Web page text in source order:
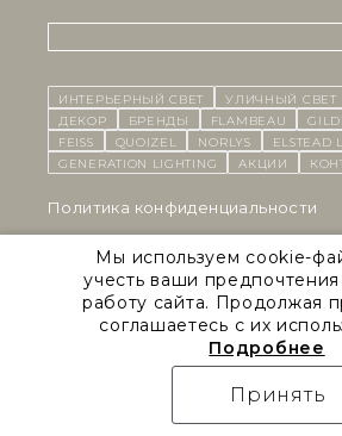
ИНТЕРЬЕРНЫЙ СВЕТ уличный СВЕТ
декор
бренды Flambeau
Feiss
Quoizel Norlys Elstead
Generation Lighting
Акции
Политика конфиденциальности
Cоглашение на обработку
Публичная оферта
Natural Concepts 2026 © Все права
Мы используем cookie-
учесть ваши
работу сайта. Продолжая
соглашаетесь с их
Подробнее
Принять